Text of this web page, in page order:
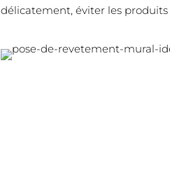
délicatement, éviter les